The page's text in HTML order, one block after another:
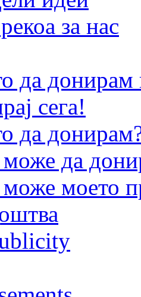
за нас
да
сега!
да
да
моето